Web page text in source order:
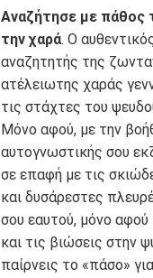
Αναζήτησε με πάθος
την χαρά. Ο
αναζητητής της
ατέλειωτης χαράς
τις στάχτες του
Μόνο αφού, με την
αυτογνωστικής σου
σε επαφή με τις
και δυσάρεστες
σου εαυτού, μόνο αφού
και τις βιώσεις στην
παίρνεις το «πάσο»